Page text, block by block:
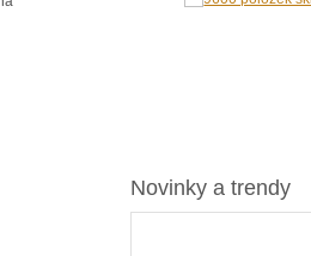
Novinky a trendy